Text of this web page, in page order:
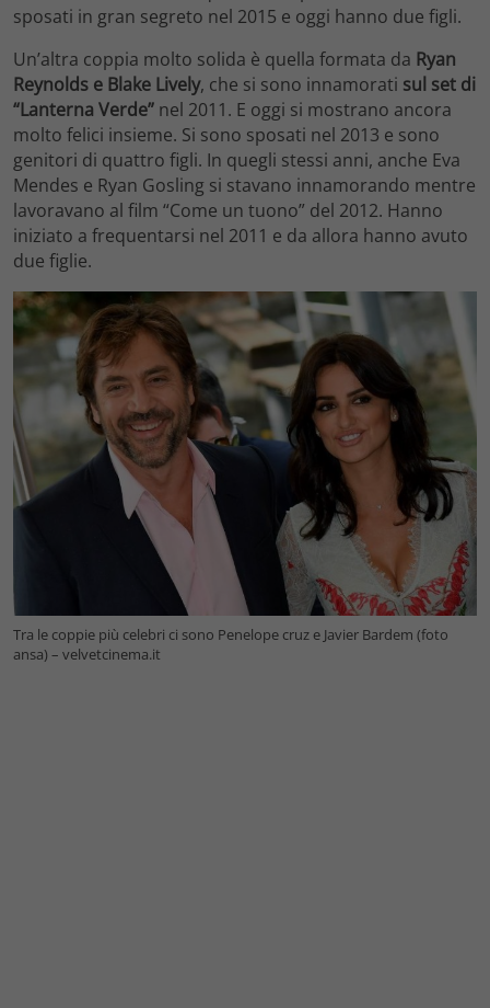
sposati in gran segreto nel 2015 e oggi hanno due figli.
Un’altra coppia molto solida è quella formata da Ryan
Reynolds e Blake Lively, che si sono innamorati sul set di
“Lanterna Verde” nel 2011. E oggi si mostrano ancora
molto felici insieme. Si sono sposati nel 2013 e sono
genitori di quattro figli. In quegli stessi anni, anche Eva
Mendes e Ryan Gosling si stavano innamorando mentre
lavoravano al film “Come un tuono” del 2012. Hanno
iniziato a frequentarsi nel 2011 e da allora hanno avuto
due figlie.
Tra le coppie più celebri ci sono Penelope cruz e Javier Bardem (foto
ansa) – velvetcinema.it